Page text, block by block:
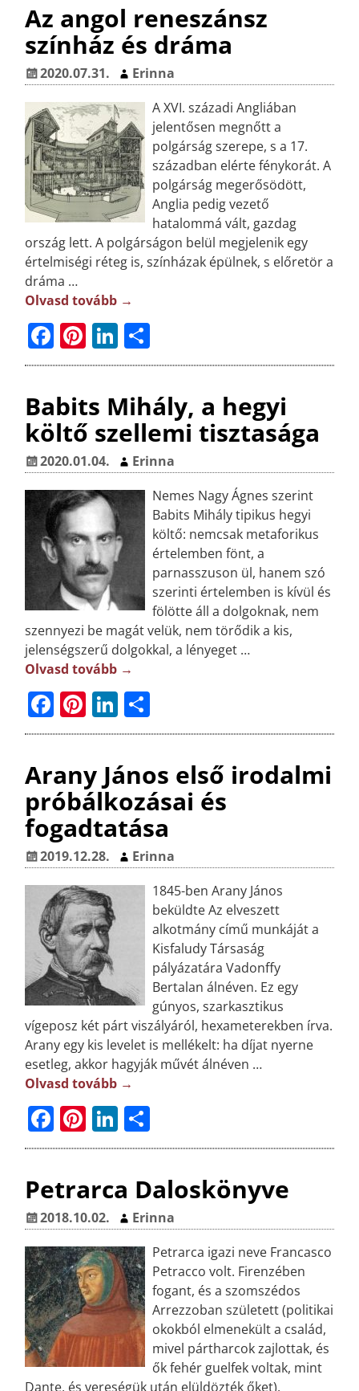
e
b
o
o
k
e
r
e
st
e
dI
n
a
m
e
g
Az angol reneszánsz
színház és dráma
2020.07.31.
Erinna
A XVI. századi Angliában
jelentősen megnőtt a
polgárság szerepe, s a 17.
században elérte fénykorát. A
polgárság megerősödött,
Anglia pedig vezető
hatalommá vált, gazdag
ország lett. A polgárságon belül megjelenik egy
értelmiségi réteg is, színházak épülnek, s előretör a
dráma …
Olvasd tovább →
F
a
e
b
o
o
k
Pi
n
e
r
e
st
Li
n
e
dI
n
O
ss
a
m
e
g
Babits Mihály, a hegyi
költő szellemi tisztasága
2020.01.04.
Erinna
Nemes Nagy Ágnes szerint
Babits Mihály tipikus hegyi
költő: nemcsak metaforikus
értelemben fönt, a
parnasszuson ül, hanem szó
szerinti értelemben is kívül és
fölötte áll a dolgoknak, nem
szennyezi be magát velük, nem törődik a kis,
jelenségszerű dolgokkal, a lényeget …
Olvasd tovább →
F
a
e
b
o
o
k
Pi
n
e
r
e
st
Li
n
e
dI
n
O
ss
a
m
e
g
Arany János első irodalmi
próbálkozásai és
fogadtatása
2019.12.28.
Erinna
1845-ben Arany János
beküldte Az elveszett
alkotmány című munkáját a
Kisfaludy Társaság
pályázatára Vadonffy
Bertalan álnéven. Ez egy
gúnyos, szarkasztikus
vígeposz két párt viszályáról, hexameterekben írva.
Arany egy kis levelet is mellékelt: ha díjat nyerne
esetleg, akkor hagyják művét álnéven …
Olvasd tovább →
F
a
e
b
o
o
k
Pi
n
e
r
e
st
Li
n
e
dI
n
O
ss
a
m
e
g
Petrarca Daloskönyve
2018.10.02.
Erinna
Petrarca igazi neve Francasco
Petracco volt. Firenzében
fogant, és a szomszédos
Arrezzoban született (politikai
okokból elmenekült a család,
mivel pártharcok zajlottak, és
ők fehér guelfek voltak, mint
Dante, és vereségük után elüldözték őket).